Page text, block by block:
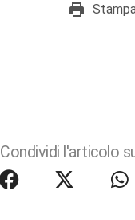
Condividi l'articolo